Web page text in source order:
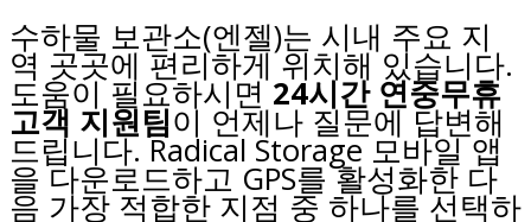
수하물 보관소(엔젤)는 시내 주요 지
역 곳곳에 편리하게 위치해 있습니다.
도움이 필요하시면24시간 연중무휴
고객 지원팀이 언제나 질문에 답변해
드립니다. Radical Storage 모바일 앱
을 다운로드하고 GPS를 활성화한 다
음 가장 적합한 지점 중 하나를 선택하